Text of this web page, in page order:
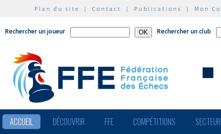
Plan du site | Contact | Publications | Mon
Rechercher un joueur Rechercher un club
ACCUEIL DÉCOUVRIR FFE COMPÉTITIONS